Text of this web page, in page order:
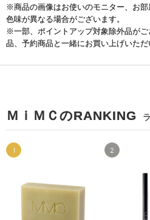
※商品の画像はお使いのモニター、お部
色味が異なる場合がございます。
※一部、ポイントアップ対象除外品が
品、予約商品と一緒にお買い上げいただ
ＭｉＭＣのRANKING
1 2